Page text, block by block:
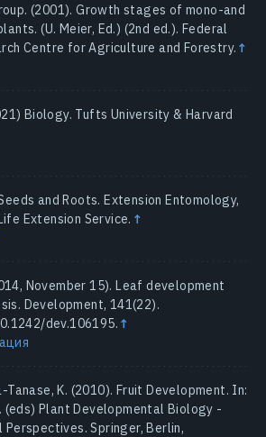
(2001). Growth stages of mono-and
(U. Meier, Ed.) (2nd ed.). Federal
Centre for Agriculture and Forestry. ↑
Biology. Tufts University & Harvard
and Roots. Extension Entomology,
Extension Service. ↑
November 15). Leaf development
Development, 141(22).
dev.106195. ↑
Tanase, K. (2010). Fruit Development. In:
(eds) Plant Developmental Biology -
Springer, Berlin,